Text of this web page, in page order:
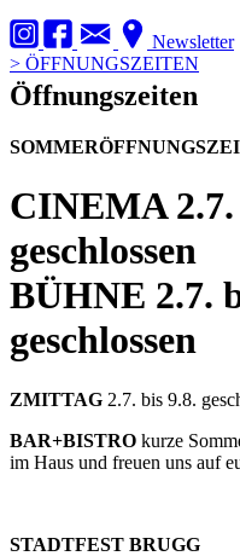
Newsletter
> ÖFFNUNGSZEITEN
Öffnungszeiten
CINEMA
geschlossen
BÜHNE 2.7.
geschlossen
ZMITTAG 2.7. bis 9.8.
BAR+BISTRO kurze
im Haus und freuen uns auf
STADTFEST BRUGG